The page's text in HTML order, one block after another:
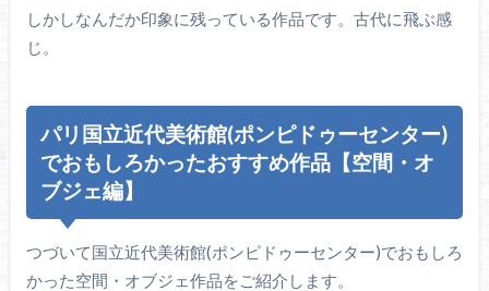
しかしなんだか印象に残っている作品です。古代に飛ぶ感
じ。
パリ国立近代美術館(ポンピドゥーセンター)
でおもしろかったおすすめ作品【空間・オ
ブジェ編】
つづいて国立近代美術館(ポンピドゥーセンター)でおもしろ
かった空間・オブジェ作品をご紹介します。